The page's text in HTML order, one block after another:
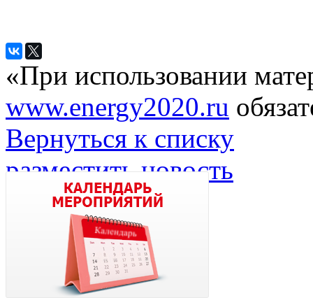
«При использовании
www.energy2020.ru
Вернуться к списку
разместить новость